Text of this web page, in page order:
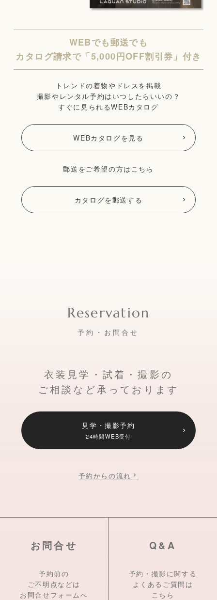
WEBでも郵送でも
カタログ請求で「5,000円OFF割引券」付き
トレンドの着物やドレスを掲載
撮影やレンタル予約はいつしたらいいの？
すぐに見られるWEBカタログ
WEBカタログを見る
郵送をご希望の方はこちら
カタログを郵送する
予約・お問合せ
衣装見学・試着・撮影の
ご相談など承っております
見学・撮影予約
24時間WEB受付
予約からの流れ
お問合せ
予約前の
ご不明点などは
お問合せフォームへ
Q&A
予約・撮影に関する
よくあるご質問は
こちら